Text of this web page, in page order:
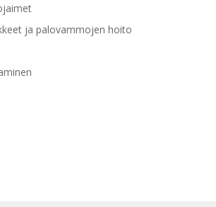
ja palovammojen hoito